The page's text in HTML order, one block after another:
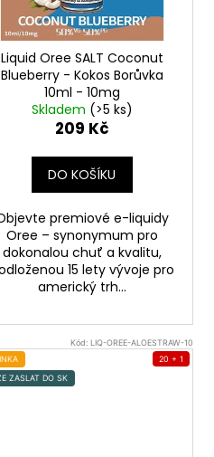
Liquid Oree SALT Coconut
Blueberry - Kokos Borůvka
10ml - 10mg
Skladem (>5 ks)
209 Kč
DO KOŠÍKU
premiové e-liquidy
Oree – synonymum pro
dokonalou chuť a kvalitu,
15 lety vývoje pro
americký trh...
Kód: LIQ-OREE-ALOESTRAW-10
ZASLAT DO SK
20 + 1
BÁZE FIFTY BOOSTER IMPERIA
20MG
602 Kč
Původně:649 Kč